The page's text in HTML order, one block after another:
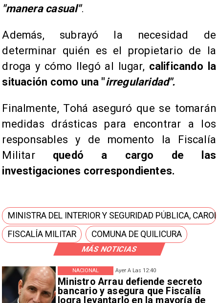
MÁS NOTICIAS
Ayer A Las 12:40
Ministro Arrau defiende secreto
bancario y asegura que Fiscalía
logra levantarlo en la mayoría de
NACIONAL
"manera casual".
​Además, subrayó la necesidad de
determinar quién es el propietario de la
droga y cómo llegó al lugar, calificando la
situación como una "irregularidad".
Finalmente, Tohá aseguró que se tomarán
medidas drásticas para encontrar a los
responsables y de momento la Fiscalía
Militarquedó a cargo de las
investigaciones correspondientes.
MINISTRA DEL INTERIOR Y SEGURIDAD PÚBLICA,
FISCALÍA MILITAR
COMUNA DE QUILICURA